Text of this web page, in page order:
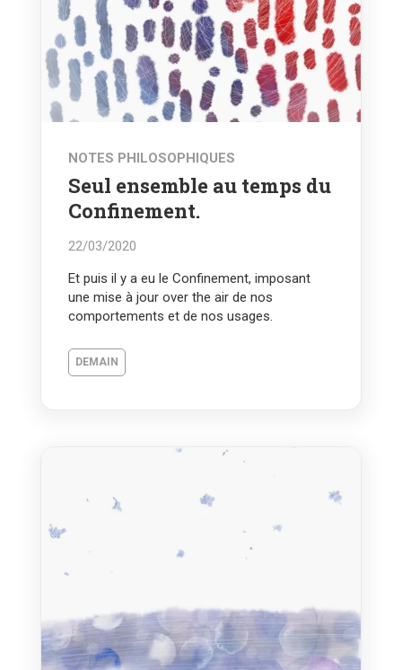
NOTES PHILOSOPHIQUES
Seul ensemble au temps du
Confinement.
22/03/2020
Et puis il y a eu le Confinement, imposant
une mise à jour over the air de nos
comportements et de nos usages.
DEMAIN